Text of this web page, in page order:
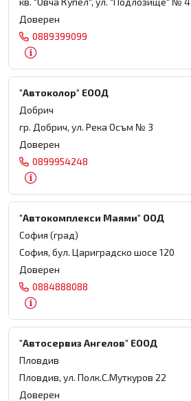
Доверен
0889399099
"Автоколор" ЕООД
Добрич
гр. Добрич, ул. Река Осъм № 3
Доверен
0899954248
"Автокомплекси Маями" ООД
София (град)
София, бул. Цариградско шосе 120
Доверен
0884888088
"Автосервиз Ангелов" ЕООД
Пловдив
Пловдив, ул. Полк.С.Муткуров 22
Доверен